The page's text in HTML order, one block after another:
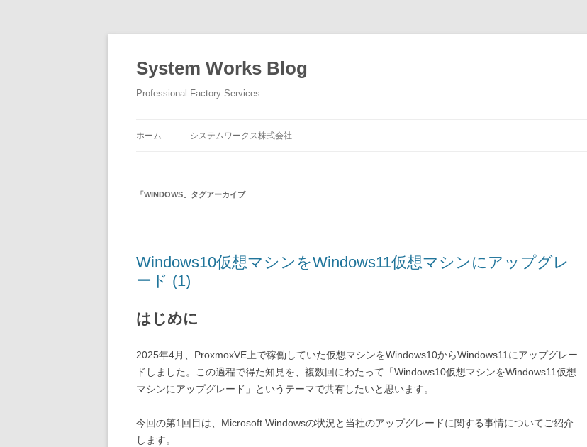
ン
ツ
へ
ス
System Works Blog
Professional Factory Services
ホーム システムワークス株式会社
「WINDOWS 」タグアーカイブ
Windows10仮想マシンをWindows11仮想マシンにアップグレ
ード (1)
はじめに
2025年4月、ProxmoxVE上で稼働していた仮想マシンをWindows10からWindows11にアップグレー
ドしました。この過程で得た知見を、複数回にわたって「Windows10仮想マシンをWindows11仮想
マシンにアップグレード」というテーマで共有したいと思います。
今回の第1回目は、Microsoft Windowsの状況と当社のアップグレードに関する事情についてご紹介
します。